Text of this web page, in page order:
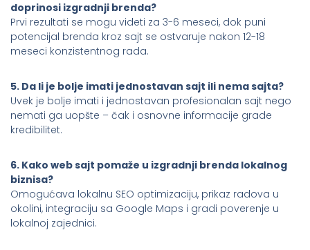
doprinosi izgradnji brenda?
Prvi rezultati se mogu videti za 3-6 meseci, dok puni
potencijal brenda kroz sajt se ostvaruje nakon 12-18
meseci konzistentnog rada.
5. Da li je bolje imati jednostavan sajt ili nema sajta?
Uvek je bolje imati i jednostavan profesionalan sajt nego
nemati ga uopšte – čak i osnovne informacije grade
kredibilitet.
6. Kako web sajt pomaže u izgradnji brenda lokalnog
biznisa?
Omogućava lokalnu SEO optimizaciju, prikaz radova u
okolini, integraciju sa Google Maps i gradi poverenje u
lokalnoj zajednici.